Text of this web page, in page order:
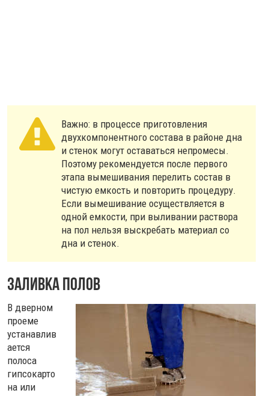
Важно: в процессе приготовления
двухкомпонентного состава в районе дна
и стенок могут оставаться непромесы.
Поэтому рекомендуется после первого
этапа вымешивания перелить состав в
чистую емкость и повторить процедуру.
Если вымешивание осуществляется в
одной емкости, при выливании раствора
на пол нельзя выскребать материал со
дна и стенок.
Заливка полов
В дверном
проеме
устанавлив
ается
полоса
гипсокарто
на или